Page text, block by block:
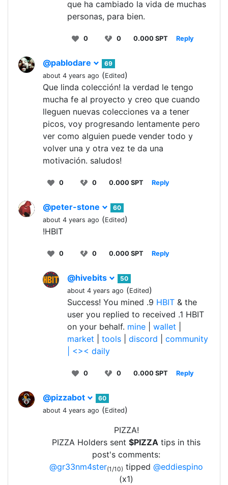
que ha cambiado la vida de muchas
personas, para bien.
0 0 0.000 SPT Reply
@pablodare
69
about 4 years ago (Edited)
Que linda colección! la verdad le tengo
mucha fe al proyecto y creo que cuando
lleguen nuevas colecciones va a tener
picos, voy progresando lentamente pero
ver como alguien puede vender todo y
volver una y otra vez te da una
motivación. saludos!
0 0 0.000 SPT Reply
@peter-stone
60
about 4 years ago (Edited)
!HBIT
0 0 0.000 SPT Reply
@hivebits
50
about 4 years ago (Edited)
Success! You mined .9 HBIT & the
user you replied to received .1 HBIT
on your behalf. mine wallet
market
tools discord
community
<>< daily
0 0 0.000 SPT Reply
@pizzabot
60
about 4 years ago (Edited)
PIZZA!
PIZZA Holders sent $PIZZA tips in this
post's comments:
@gr33nm4ster(1/10) tipped @eddiespino
(x1)